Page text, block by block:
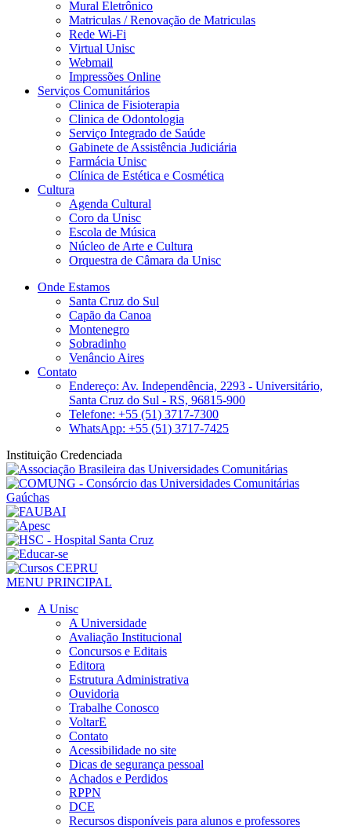
Mural Eletrônico
Matriculas / Renovação de Matriculas
Rede Wi-Fi
Virtual Unisc
Webmail
Impressões Online
Serviços Comunitários
Clinica de Fisioterapia
Clinica de Odontologia
Serviço Integrado de Saúde
Gabinete de Assistência Judiciária
Farmácia Unisc
Clínica de Estética e Cosmética
Cultura
Agenda Cultural
Coro da Unisc
Escola de Música
Núcleo de Arte e Cultura
Orquestra de Câmara da Unisc
Onde Estamos
Santa Cruz do Sul
Capão da Canoa
Montenegro
Sobradinho
Venâncio Aires
Contato
Endereço: Av. Independência, 2293 - Universitário,
Santa Cruz do Sul - RS, 96815-900
Telefone: +55 (51) 3717-7300
WhatsApp: +55 (51) 3717-7425
Instituição Credenciada
MENU PRINCIPAL
A Unisc
A Universidade
Avaliação Institucional
Concursos e Editais
Editora
Estrutura Administrativa
Ouvidoria
Trabalhe Conosco
VoltarE
Contato
Acessibilidade no site
Dicas de segurança pessoal
Achados e Perdidos
RPPN
DCE
Recursos disponíveis para alunos e professores